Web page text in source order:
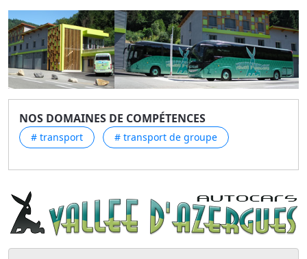
NOS DOMAINES DE COMPÉTENCES
# transport # transport de groupe